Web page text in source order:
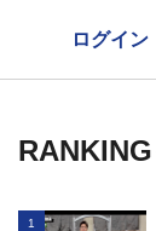
ログイン
RANKING
1